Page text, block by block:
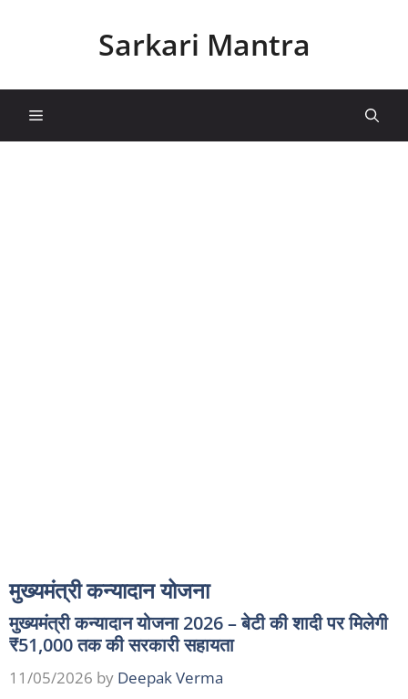
Sarkari Mantra
Menu
मुख्यमंत्री कन्यादान योजना
मुख्यमंत्री कन्यादान योजना 2026 – बेटी की शादी पर मिलेगी
₹51,000 तक की सरकारी सहायता
11/05/2026 by Deepak Verma